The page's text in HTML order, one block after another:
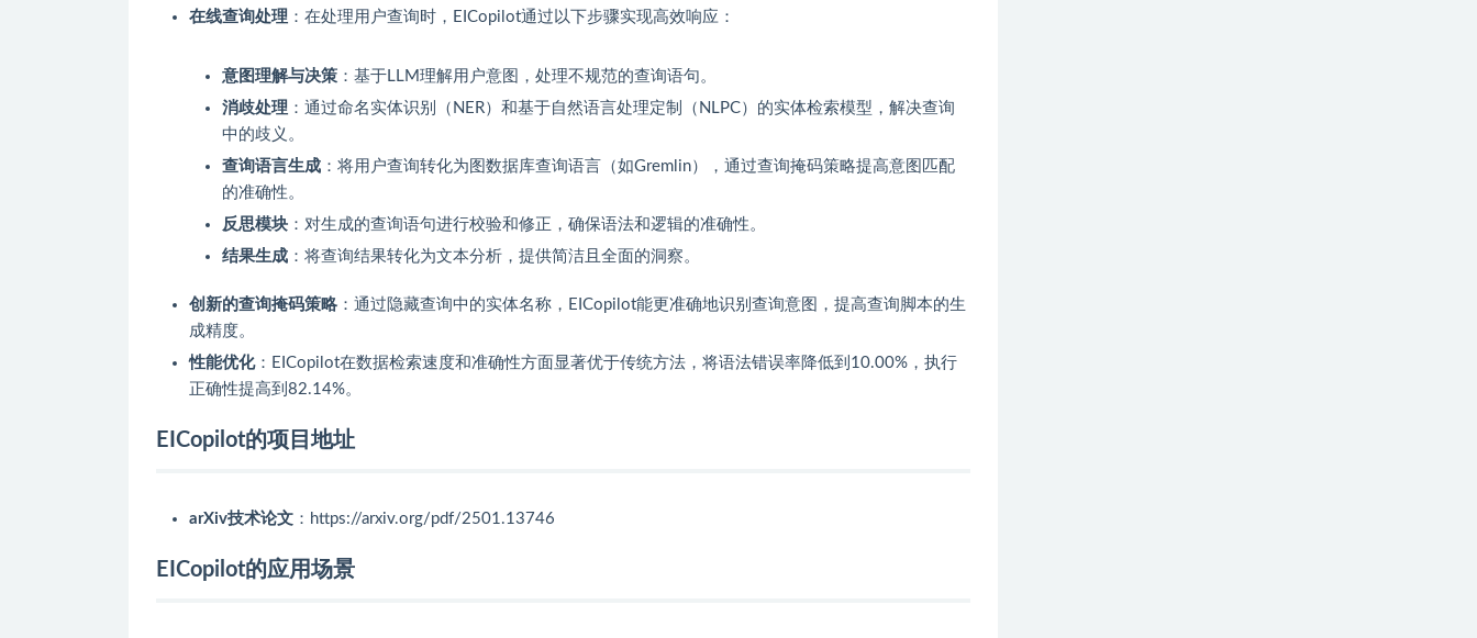
在线查询处理 ：在处理用户查询时，EICopilot通过以下步骤实现高效响应：
意图理解与决策 ：基于LLM理解用户意图，处理不规范的查询语句。
消歧处理 ：通过命名实体识别（NER）和基于自然语言处理定制（NLPC）的实体检索模型，解决查询
中的歧义。
查询语言生成 ：将用户查询转化为图数据库查询语言（如Gremlin），通过查询掩码策略提高意图匹配
的准确性。
反思模块 ：对生成的查询语句进行校验和修正，确保语法和逻辑的准确性。
结果生成 ：将查询结果转化为文本分析，提供简洁且全面的洞察。
创新的查询掩码策略 ：通过隐藏查询中的实体名称，EICopilot能更准确地识别查询意图，提高查询脚本的生
成精度。
性能优化：EICopilot在数据检索速度和准确性方面显著优于传统方法，将语法错误率降低到10.00%，执行
正确性提高到82.14%。
EICopilot的项目地址
arXiv技术论文 ：https://arxiv.org/pdf/2501.13746
EICopilot的应用场景